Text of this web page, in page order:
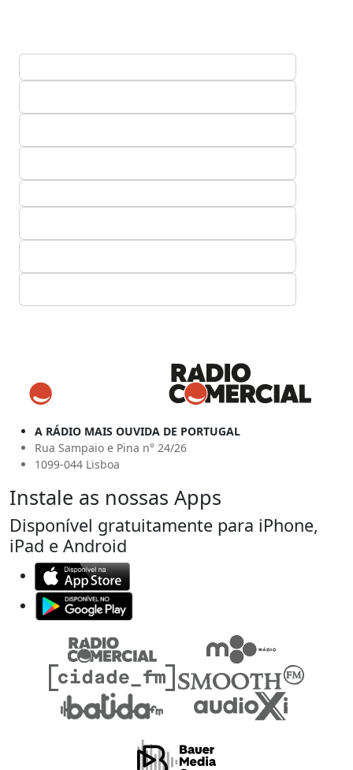
A RÁDIO MAIS OUVIDA DE PORTUGAL
Rua Sampaio e Pina n° 24/26
1099-044 Lisboa
Instale as nossas Apps
Disponível gratuitamente para iPhone,
iPad e Android